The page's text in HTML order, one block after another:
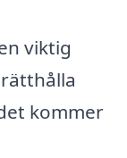
viktig
kommer